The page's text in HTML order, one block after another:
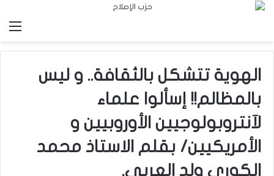
الهوية تتشكل بالثقافة.. و ليس
بالمظالم!! إسألوا علماء
لآنتروبولوجيين الأوروبيين و
الأمريكيين/ بقلم الاستاذ محمد
الكوري ولد العربي.